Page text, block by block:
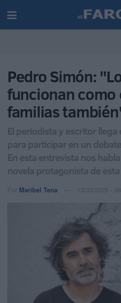
Pedro Simón:
funcionan como
familias
El periodista y escritor llega
para participar en un
En esta entrevista nos habla
novela protagonista de
Por Maribel Tena 13/03/2025 -